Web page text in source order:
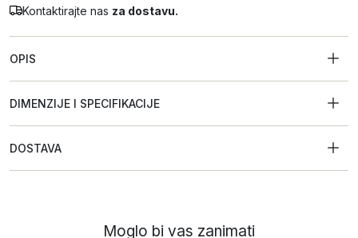
Kontaktirajte nas za dostavu.
OPIS
DIMENZIJE I SPECIFIKACIJE
DOSTAVA
Moglo bi vas zanimati